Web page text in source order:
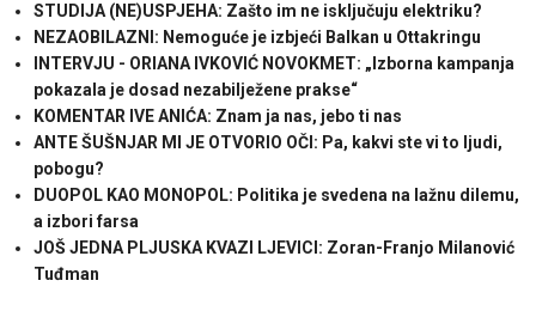
STUDIJA (NE)USPJEHA: Zašto im ne isključuju elektriku?
NEZAOBILAZNI: Nemoguće je izbjeći Balkan u Ottakringu
INTERVJU - ORIANA IVKOVIĆ NOVOKMET: „Izborna kampanja
pokazala je dosad nezabilježene prakse“
KOMENTAR IVE ANIĆA: Znam ja nas, jebo ti nas
ANTE ŠUŠNJAR MI JE OTVORIO OČI: Pa, kakvi ste vi to ljudi,
pobogu?
DUOPOL KAO MONOPOL: Politika je svedena na lažnu dilemu,
a izbori farsa
JOŠ JEDNA PLJUSKA KVAZI LJEVICI: Zoran-Franjo Milanović
Tuđman